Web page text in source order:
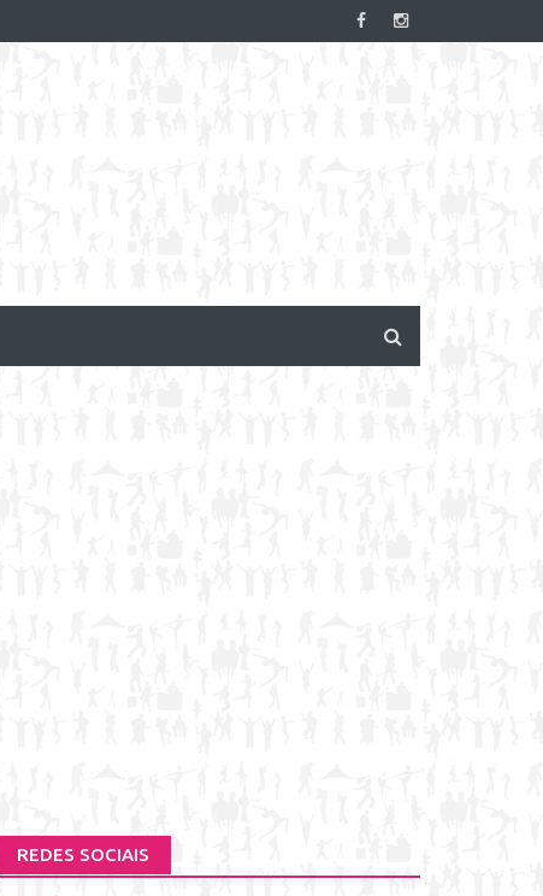
REDES SOCIAIS